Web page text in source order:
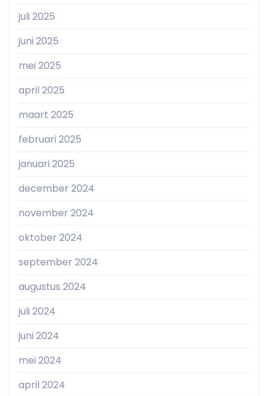
juli 2025
juni 2025
mei 2025
april 2025
maart 2025
februari 2025
januari 2025
december 2024
november 2024
oktober 2024
september 2024
augustus 2024
juli 2024
juni 2024
mei 2024
april 2024